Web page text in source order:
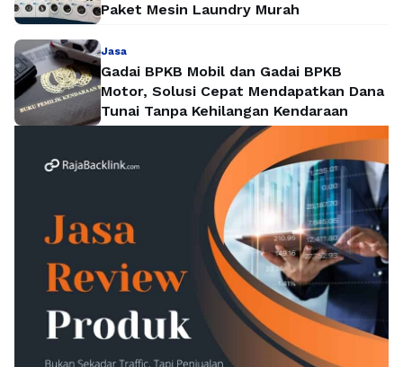
Paket Mesin Laundry Murah
Jasa
Gadai BPKB Mobil dan Gadai BPKB
Motor, Solusi Cepat Mendapatkan Dana
Tunai Tanpa Kehilangan Kendaraan